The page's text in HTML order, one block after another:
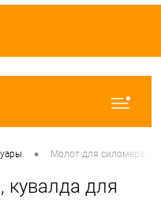
• Молот для силомера,
кувалда для